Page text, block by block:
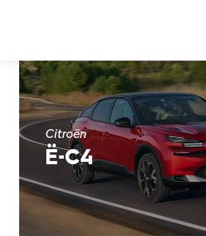
inhoud
gaan
Citroën
Ë-C4